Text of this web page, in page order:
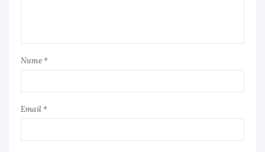
Nume *
Email *